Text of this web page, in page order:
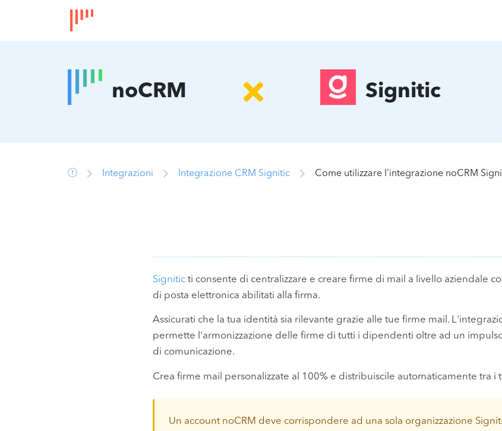
noCRM Signitic
Integrazioni Integrazione CRM Signitic Come utilizzare l'integrazione noCRM
Signiticti consente di centralizzare e creare firme di mail a livello aziendale
di posta elettronica abilitati alla firma.
Assicurati che la tua identità sia rilevante grazie alle tue firme mail.
permette l'armonizzazione delle firme di tutti i dipendenti oltre ad un
di comunicazione.
Crea firme mail personalizzate al 100% e distribuiscile automaticamente tra
Un account noCRM deve corrispondere ad una sola organizzazione